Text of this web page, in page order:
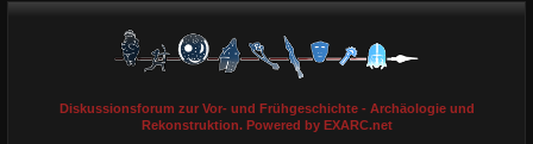
Diskussionsforum zur Vor- und Frühgeschichte - Archäologie und
Rekonstruktion. Powered by EXARC.net